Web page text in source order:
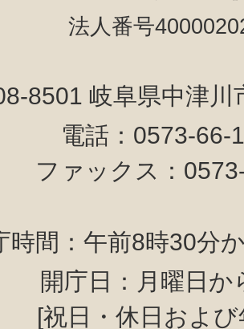
法人番号
8501 岐阜県中津
電話：0573-
ファックス：
時間：午前8時30分
開庁日：月曜日か
[祝日・休日およ